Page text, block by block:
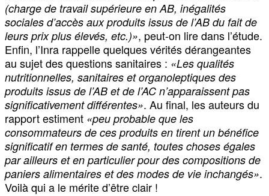
(charge de travail supérieure en AB, inégalités
sociales d’accès aux produits issus de l’AB du fait de
leurs prix plus élevés, etc.)», peut-on lire dans l’étude.
Enfin, l’Inra rappelle quelques vérités dérangeantes
au sujet des questions sanitaires : «Les qualités
nutritionnelles, sanitaires et organoleptiques des
produits issus de l’AB et de l’AC n’apparaissent pas
significativement différentes». Au final, les auteurs du
rapport estiment «peu probable que les
consommateurs de ces produits en tirent un bénéfice
significatif en termes de santé, toutes choses égales
par ailleurs et en particulier pour des compositions de
paniers alimentaires et des modes de vie inchangés».
Voilà qui a le mérite d’être clair !